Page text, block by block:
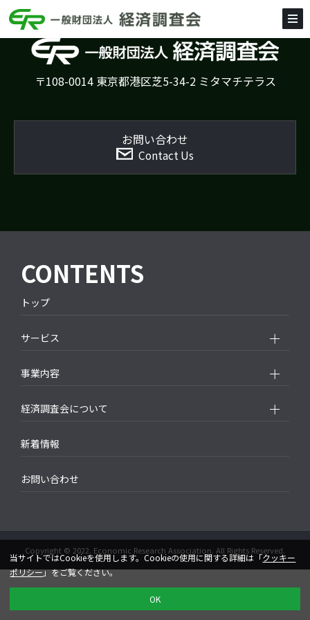
当サイトではCookieを使用します。Cookieの使用に関する詳細は「クッキー
ポリシー」をご覧ください。
OK
〒108-0014 東京都港区芝5-34-2 ミタマチテラス
お問い合わせ
Contact Us
CONTENTS
トップ
サービス
事業内容
経済調査会について
新着情報
お問い合わせ
Copyright © 2022. Economic Research Association. All Rights Reserved.